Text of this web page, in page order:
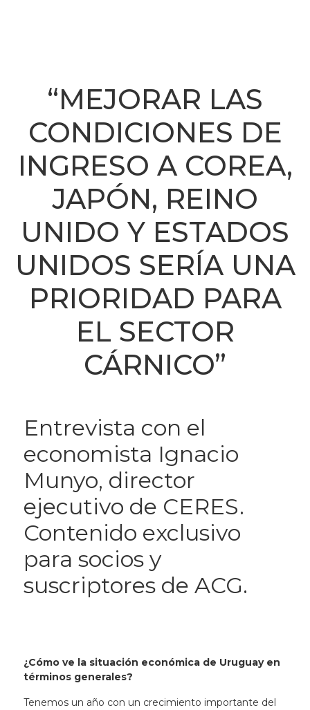
“MEJORAR LAS
CONDICIONES DE
INGRESO A COREA,
JAPÓN, REINO
UNIDO Y ESTADOS
UNIDOS SERÍA UNA
PRIORIDAD PARA
EL SECTOR
CÁRNICO”
Entrevista con el
economista Ignacio
Munyo, director
ejecutivo de CERES.
Contenido exclusivo
para socios y
suscriptores de ACG.
¿Cómo ve la situación económica de Uruguay en
términos generales?
Tenemos un año con un crecimiento importante del